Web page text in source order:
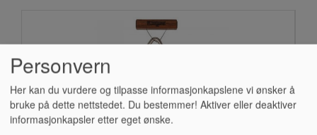
Personvern
Her kan du vurdere og tilpasse informasjonkapslene vi ønsker å
bruke på dette nettstedet. Du bestemmer! Aktiver eller deaktiver
informasjonkapsler etter eget ønske.